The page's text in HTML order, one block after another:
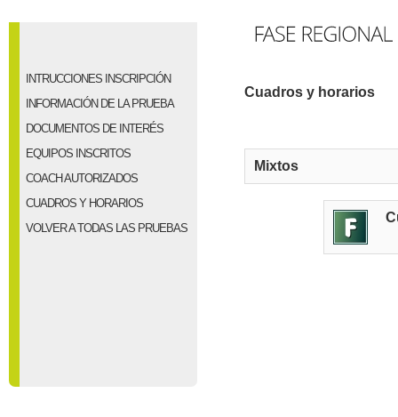
INTRUCCIONES INSCRIPCIÓN
INFORMACIÓN DE LA PRUEBA
DOCUMENTOS DE INTERÉS
EQUIPOS INSCRITOS
COACH AUTORIZADOS
CUADROS Y HORARIOS
VOLVER A TODAS LAS PRUEBAS
Cuadros y horarios
Mixtos